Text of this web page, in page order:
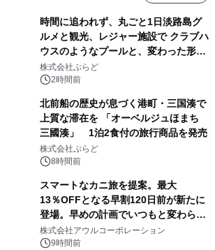
時間に追われず、丸ごと1日淡路島グ
ルメと観光、レジャー施設で クラブハ
ウスのようなプールと、変わった形の
サウナも 「THE BOXY AWAJI」のお
得な素泊まり連泊プランで
株式会社ぷらど
2時間前
北前船の歴史が息づく港町・三国湊で
上質な滞在を 「オーベルジュほまち
三國湊」 1泊2食付の旅行商品を発売
株式会社ぷらど
8時間前
スマートなカニ旅を提案。最大
13％OFFとなる早割120日前が新たに
登場。早めの計画でいつもと変わらぬ
大人の冬旅を。ー夕日ヶ浦温泉「佳松
苑 別邸ふうか」ー
株式会社アウルコーポレーション
9時間前